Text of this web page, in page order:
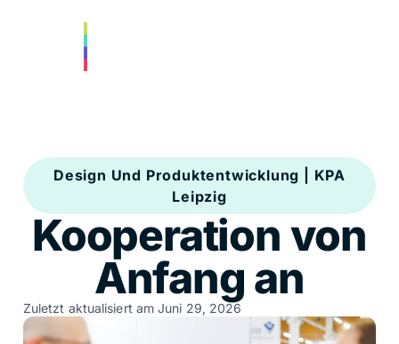
Design Und Produktentwicklung
KPA
Leipzig
Kooperation von
Anfang an
Zuletzt aktualisiert am Juni 29, 2026